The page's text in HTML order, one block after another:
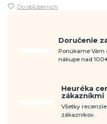
Do obľúbených
Doručenie
Ponúkame Vám
nákupe nad
Heuréka
zákazníkmi
Všetky
zákazníkov.